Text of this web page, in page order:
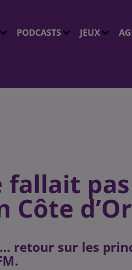
PODCASTS JEUX
fallait
Côte d’Or
retour sur les